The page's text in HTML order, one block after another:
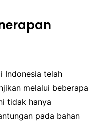
Indonesia telah
melalui beberapa
tidak hanya
pada bahan